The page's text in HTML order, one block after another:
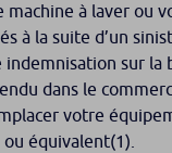
à laver ou
à la suite d’un
indemnisation sur la
dans le
votre
équivalent(1)